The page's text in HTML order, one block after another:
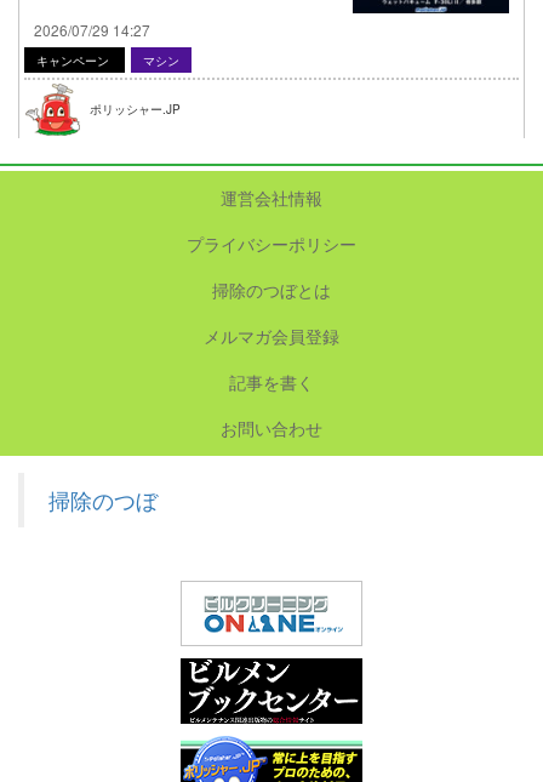
2026/07/29 14:27
キャンペーン マシン
ポリッシャー.JP
運営会社情報
プライバシーポリシー
掃除のつぼとは
メルマガ会員登録
記事を書く
お問い合わせ
掃除のつぼ